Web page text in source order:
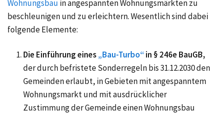
Wohnungsbau in angespannten Wohnungsmärkten zu
beschleunigen und zu erleichtern. Wesentlich sind dabei
folgende Elemente:
Die Einführung eines „Bau‑Turbo“ in § 246e BauGB,
der durch befristete Sonderregeln bis 31.12.2030 den
Gemeinden erlaubt, in Gebieten mit angespanntem
Wohnungsmarkt und mit ausdrücklicher
Zustimmung der Gemeinde einen Wohnungsbau